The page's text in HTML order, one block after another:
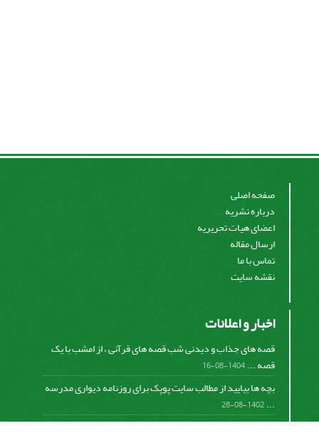
صفحه اصلی
درباره نشریه
اعضای هیات تحریریه
ارسال مقاله
تماس با ما
نقشه سایت
اخبار و اعلانات
قصه های جذاب و دیدنی شب قصه های قرآنی ، از امشب با یک
قصه ...1404-08-16
بچه ها بیایید از مطالب سایت پوپک برای روزنامه دیواری مدرسه
...
1402-08-28